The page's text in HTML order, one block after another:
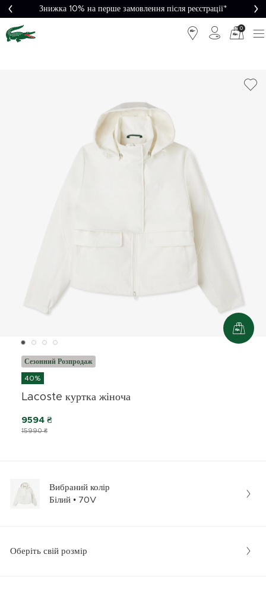
Знижка 10% на перше замовлення після реєстрації*
0
Сезонний Розпродаж
40%
Lacoste куртка жіноча
15990 ₴
9594 ₴
Вибраний колір
Білий • 70V
Оберіть свій розмір
повернення